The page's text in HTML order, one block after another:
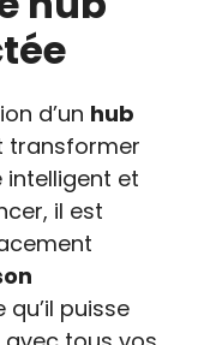
d’un hub
transformer
et
il est
puisse